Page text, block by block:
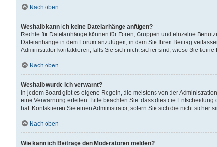
Nach oben
Weshalb kann ich keine Dateianhänge anfügen?
Rechte für Dateianhänge können für Foren, Gruppen und einzelne
Dateianhänge in dem Forum anzufügen, in dem Sie Ihren Beitrag
Administrator kontaktieren, falls Sie sich nicht sicher sind, wieso Sie
Nach oben
Weshalb wurde ich verwarnt?
In jedem Board gibt es eigene Regeln, die meistens von der
eine Verwarnung erteilen. Bitte beachten Sie, dass dies die
hat. Kontaktieren Sie einen Administrator, sofern Sie sich die nicht sicher
Nach oben
Wie kann ich Beiträge den Moderatoren melden?